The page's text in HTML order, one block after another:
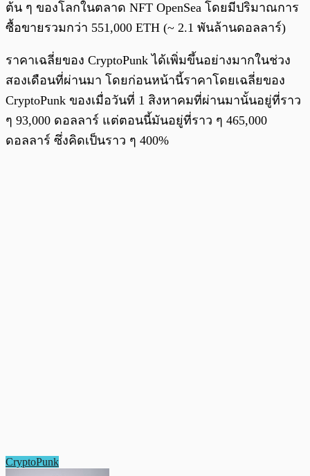
ต้น ๆ ของโลกในตลาด NFT OpenSea โดยมีปริมาณการ
ซื้อขายรวมกว่า 551,000 ETH (~ 2.1 พันล้านดอลลาร์)
ราคาเฉลี่ยของ CryptoPunk ได้เพิ่มขึ้นอย่างมากในช่วง
สองเดือนที่ผ่านมา โดยก่อนหน้านี้ราคาโดยเฉลี่ยของ
CryptoPunk ของเมื่อวันที่ 1 สิงหาคมที่ผ่านมานั้นอยู่ที่ราว
ๆ 93,000 ดอลลาร์ แต่ตอนนี้มันอยู่ที่ราว ๆ 465,000
ดอลลาร์ ซึ่งคิดเป็นราว ๆ 400%
CryptoPunk